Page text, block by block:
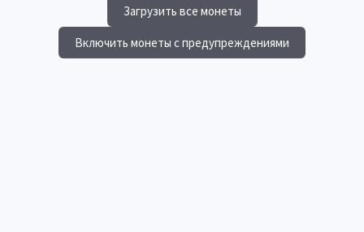
Загрузить все монеты
Включить монеты с предупреждениями